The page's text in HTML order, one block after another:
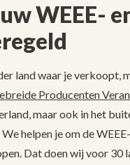
WEEE-
land waar je verkoopt,
Producenten
maar ook in het
We helpen je om de
Dat doen wij voor 30